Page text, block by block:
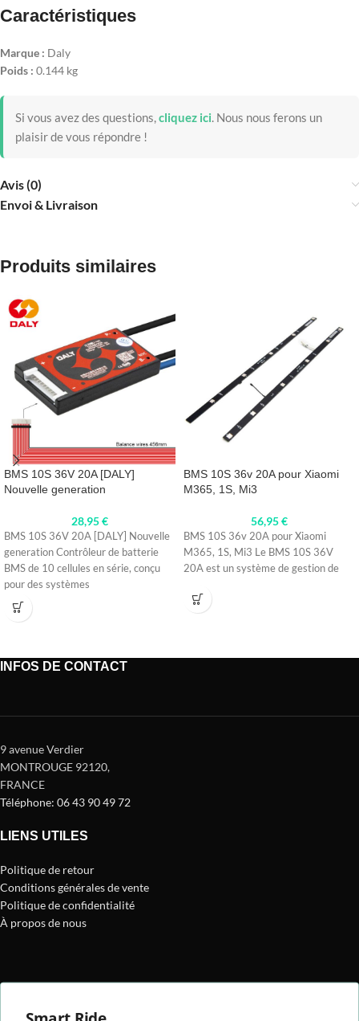
Caractéristiques
Marque : Daly
Poids : 0.144 kg
Si vous avez des questions,cliquez ici. Nous nous ferons un
plaisir de vous répondre !
Avis (0)
Envoi & Livraison
Produits similaires
BMS 10S 36V 20A [DALY]
Nouvelle generation
28,95€
BMS 10S 36V 20A [DALY] Nouvelle
generation Contrôleur de batterie
BMS de 10 cellules en série, conçu
pour des systèmes
BMS 10S 36v 20A pour Xiaomi
M365, 1S, Mi3
56,95€
BMS 10S 36v 20A pour Xiaomi
M365, 1S, Mi3 Le BMS 10S 36V
20A est un système de gestion de
INFOS DE CONTACT
9 avenue Verdier
MONTROUGE 92120,
FRANCE
Téléphone: 06 43 90 49 72
LIENS UTILES
Politique de retour
Conditions générales de vente
Politique de confidentialité
À propos de nous